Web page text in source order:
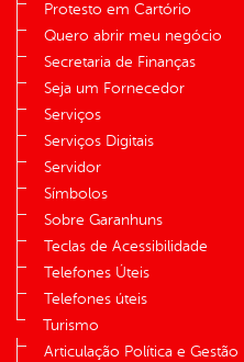
Protesto em Cartório
Quero abrir meu negócio
Secretaria de Finanças
Seja um Fornecedor
Serviços
Serviços Digitais
Servidor
Símbolos
Sobre Garanhuns
Teclas de Acessibilidade
Telefones Úteis
Telefones úteis
Turismo
Articulação Política e Gestão